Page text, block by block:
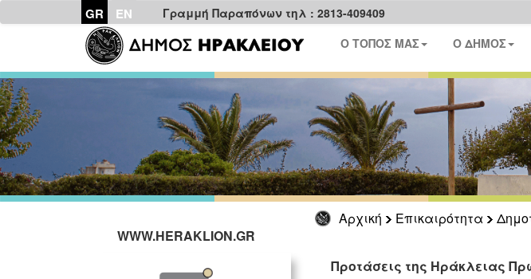
GR EN Γραμμή Παραπόνων τηλ : 2813-409409
Ο ΤΟΠΟΣ ΜΑΣ Ο ΔΗΜΟΣ
Αρχική Επικαιρότητα
WWW.HERAKLION.GR
Προτάσεις της Ηράκλειας